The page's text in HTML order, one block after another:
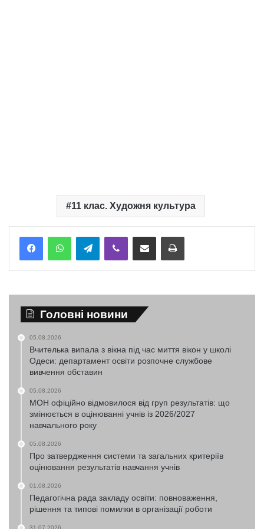
11 клас. Художня культура
TelegramViber Надіслати електронною поштоюНадрукувати
Головні новини
05.08.2026
Вчителька випала з вікна під час миття вікон у школі
Одеси: департамент освіти розпочне службове
вивчення обставин
05.08.2026
МОН офіційно відмовилося від груп результатів: що
змінюється в оцінюванні учнів із 2026/2027
навчального року
05.08.2026
Про затвердження системи та загальних критеріїв
оцінювання результатів навчання учнів
01.08.2026
Педагогічна рада закладу освіти: повноваження,
рішення та типові помилки в організації роботи
31.07.2026